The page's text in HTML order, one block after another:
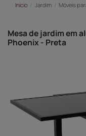
Início Jardim Móveis
Mesa de jardim em
Phoenix - Preta